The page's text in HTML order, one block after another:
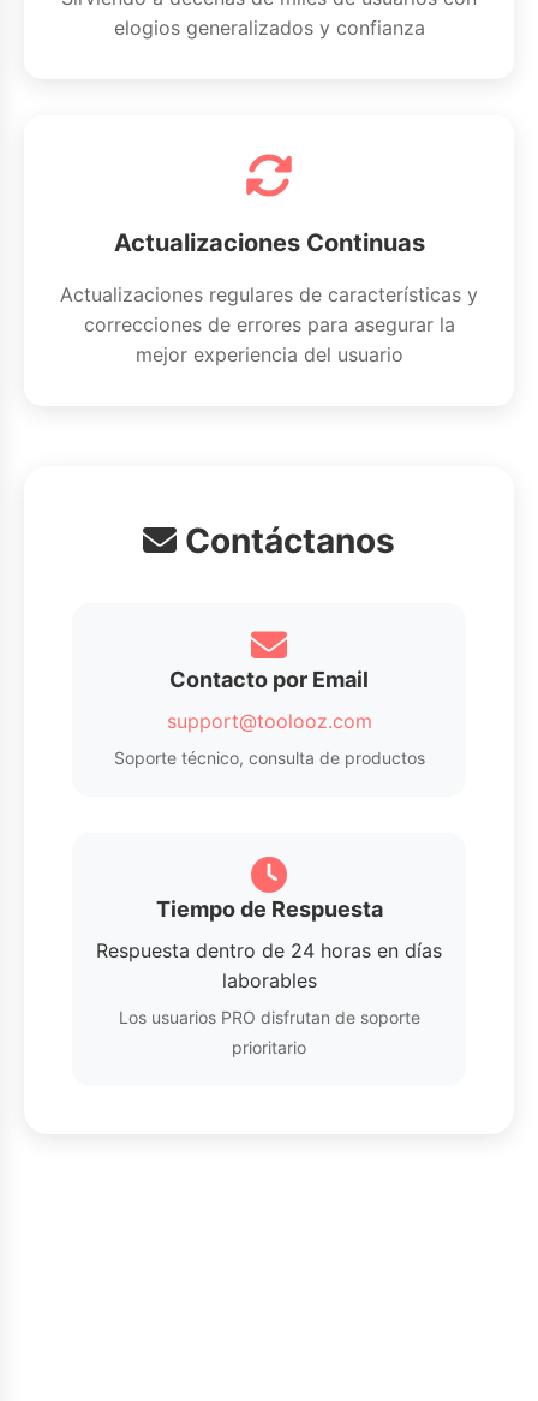
elogios generalizados y confianza
Actualizaciones Continuas
Actualizaciones regulares de características y
correcciones de errores para asegurar la
mejor experiencia del usuario
Contáctanos
Contacto por Email
support@toolooz.com
Soporte técnico, consulta de productos
Tiempo de Respuesta
Respuesta dentro de 24 horas en días
laborables
Los usuarios PRO disfrutan de soporte
prioritario